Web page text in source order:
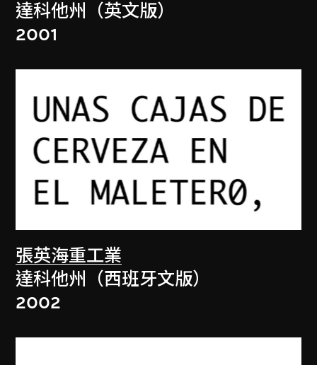
達科他州（英文版）
2001
張英海重工業
達科他州（西班牙文版）
2002